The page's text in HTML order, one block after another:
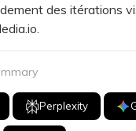
des itérations
Perplexity